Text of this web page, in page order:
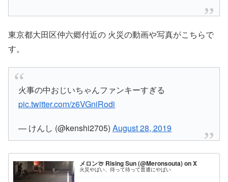
東京都大田区仲六郷付近の 火災の動画や写真がこちらで
す。
火事の中おじいちゃんファンキーすぎる
pic.twitter.com/z6VGniRodi
— けんし (@kenshi2705)August 28, 2019
メロン🍈 Rising Sun (@Meronsouta) on X
火災やばい、待って待って普通にやばい